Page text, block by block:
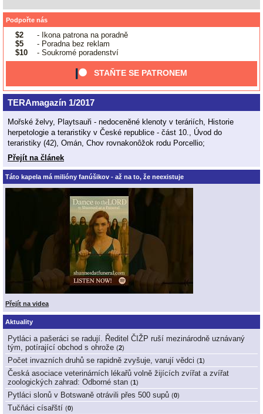
Podpořte nás
$2
- Ikona patrona na poradně
$5
- Poradna bez reklam
$10
- Soukromé poradenství
STAŇTE SE PATRONEM
TERAmagazín 1/2017
Mořské želvy, Playtsauři - nedoceněné klenoty v teráriích, Historie
herpetologie a teraristiky v České republice - část 10., Úvod do
teraristiky (42), Omán, Chov rovnakonôžok rodu Porcellio;
Přejít na článek
Táto kapela má milióny fanúšikov - až na to, že neexistuje
Přejít na videa
Aktuality
Pytláci a pašeráci se radují. Ředitel ČIŽP ruší mezinárodně uznávaný
tým, potírající obchod s ohrože (2)
Počet invazních druhů se rapidně zvyšuje, varují vědci (1)
Česká asociace veterinárních lékařů volně žijících zvířat a zvířat
zoologických zahrad: Odborné stan (1)
Pytláci slonů v Botswaně otrávili přes 500 supů (0)
Tučňáci císařští (0)